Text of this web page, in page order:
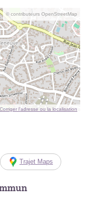
© contributeurs OpenStreetMap
Corriger l’adresse ou la localisation
Trajet Maps